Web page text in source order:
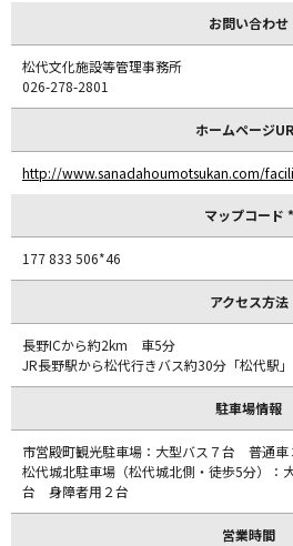
お問い合わせ
松代文化施設等管理事務所
026-278-2801
ホームページ
http://www.sanadahoumotsukan.com/
マップコード *
177 833 506*46
アクセス方法
長野ICから約2km 車5分
JR長野駅から松代行きバス約30分「松代駅
駐車場情報
市営殿町観光駐車場：大型バス７台 普通
松代城北駐車場（松代城北側・徒歩5分）
台 身障者用２台
営業時間